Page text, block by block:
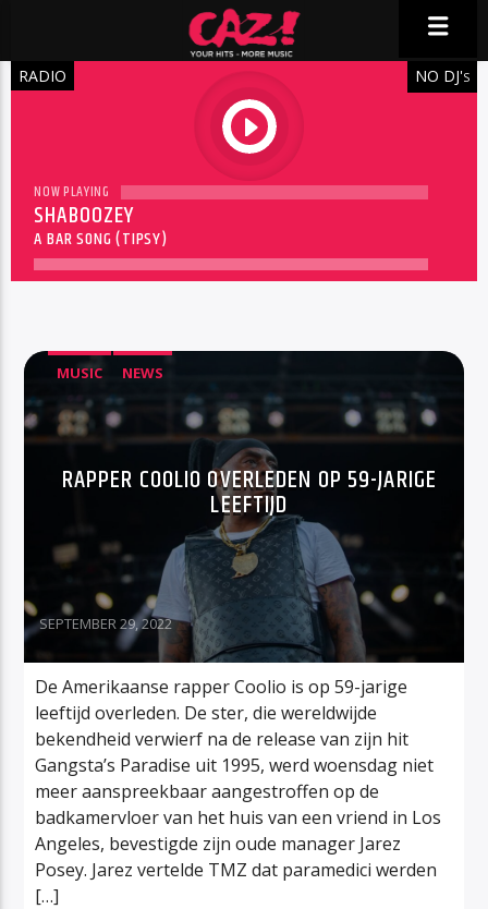
RADIO
play
NO DJ'S
NOW PLAYING
SHABOOZEY
A BAR SONG (TIPSY)
MUSIC NEWS
RAPPER COOLIO OVERLEDEN OP 59-JARIGE
LEEFTIJD
SEPTEMBER 29, 2022
De Amerikaanse rapper Coolio is op 59-jarige
leeftijd overleden. De ster, die wereldwijde
bekendheid verwierf na de release van zijn hit
Gangsta’s Paradise uit 1995, werd woensdag niet
meer aanspreekbaar aangestroffen op de
badkamervloer van het huis van een vriend in Los
Angeles, bevestigde zijn oude manager Jarez
Posey. Jarez vertelde TMZ dat paramedici werden
[…]